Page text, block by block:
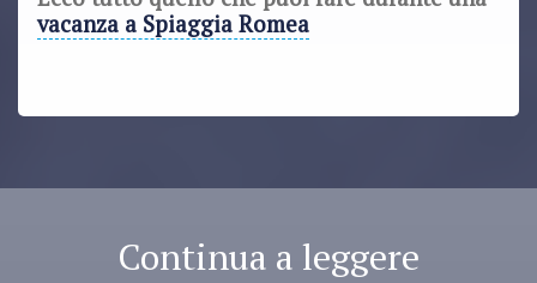
vacanza a Spiaggia Romea
Continua a leggere